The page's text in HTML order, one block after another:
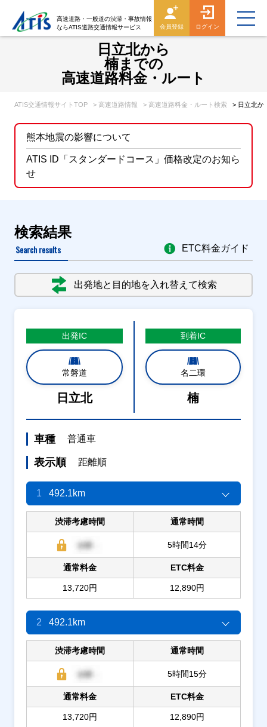
高速道路・一般道の渋滞・事故情報
ならATIS道路交通情報サービス
会員登録 ログイン
日立北から
楠までの
高速道路料金・ルート
ATIS交通情報サイトTOP > 高速道路情報 > 高速道路料金・ルート検索 > 日立北か
熊本地震の影響について
ATIS ID「スタンダードコース」価格改定のお知ら
せ
検索結果
Search results
出発地と目的地を入れ替えて検索
ETC料金ガイド
出発IC
常磐道
日立北
到着IC
名二環
楠
車種 普通車
表示順 距離順
1 492.1km
渋滞考慮時間 通常時間
5時間14分
通常料金
13,720円
ETC料金
12,890円
2 492.1km
渋滞考慮時間 通常時間
5時間15分
通常料金
13,720円
ETC料金
12,890円